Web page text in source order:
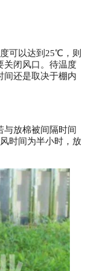
可以达到25℃，则
关闭风口。待温度
还是取决于棚内
与放棉被间隔时间
时间为半小时，放